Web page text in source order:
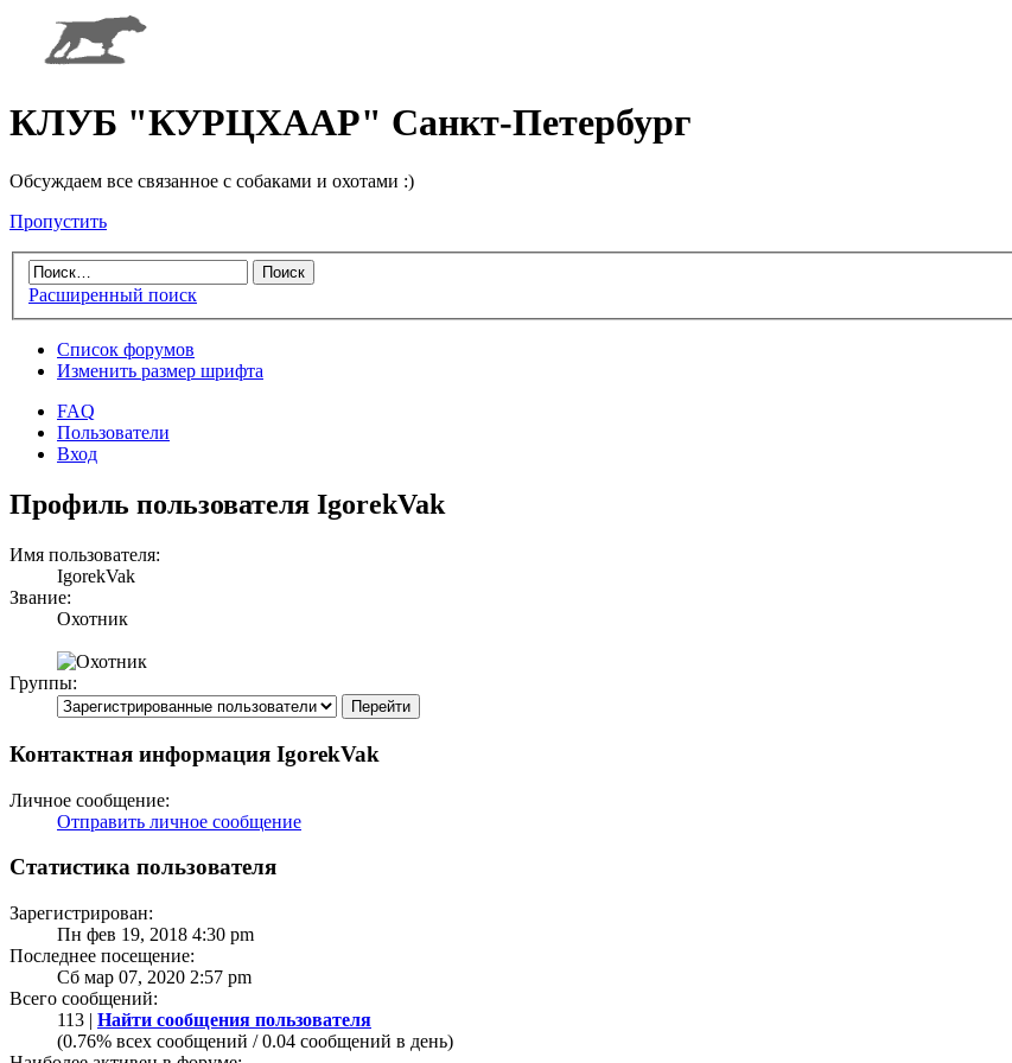
КЛУБ "КУРЦХААР" Санкт-Петербург
Обсуждаем все связанное с собаками и охотами :)
Пропустить
Расширенный поиск
Список форумов
Изменить размер шрифта
FAQ
Пользователи
Вход
Профиль пользователя IgorekVak
Имя пользователя:
IgorekVak
Звание:
Охотник
Группы:
Контактная информация IgorekVak
Личное сообщение:
Отправить личное сообщение
Статистика пользователя
Зарегистрирован:
Пн фев 19, 2018 4:30 pm
Последнее посещение:
Сб мар 07, 2020 2:57 pm
Всего сообщений:
113 | Найти сообщения пользователя
(0.76% всех сообщений / 0.04 сообщений в день)